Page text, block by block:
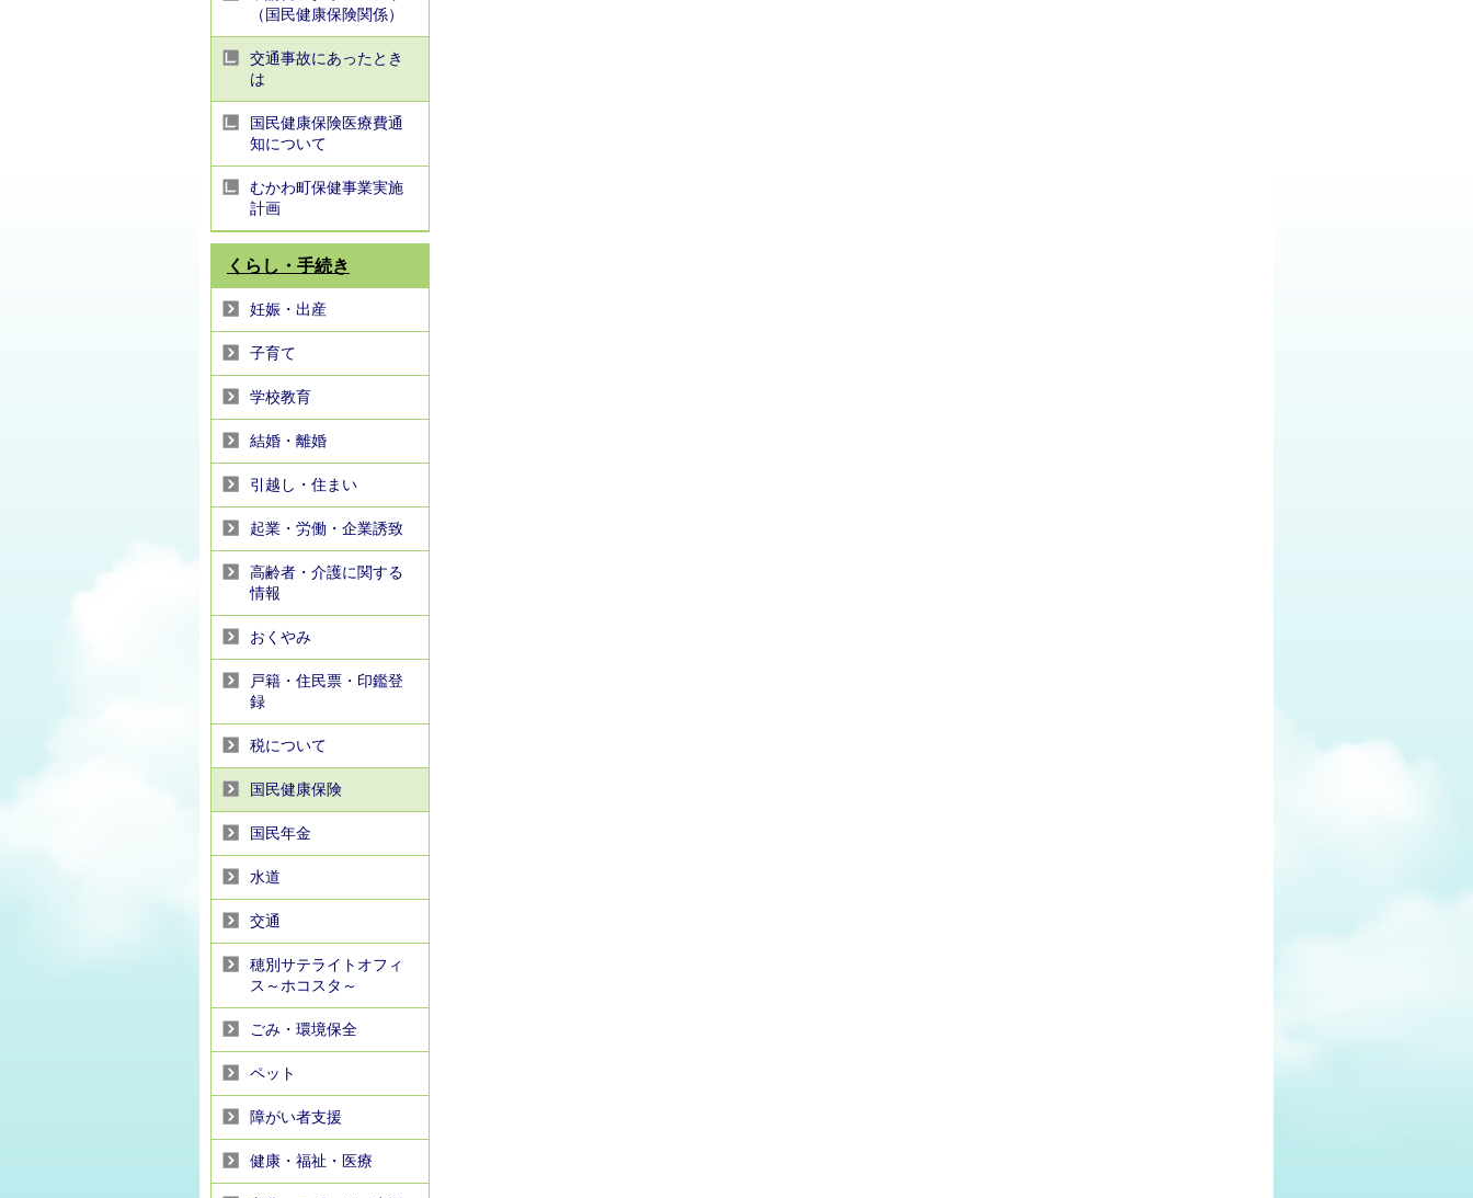
（国民健康保険関係）
交通事故にあったとき
は
国民健康保険医療費通
知について
むかわ町保健事業実施
計画
くらし・手続き
妊娠・出産
子育て
学校教育
結婚・離婚
引越し・住まい
起業・労働・企業誘致
高齢者・介護に関する
情報
おくやみ
戸籍・住民票・印鑑登
録
税について
国民健康保険
国民年金
水道
交通
穂別サテライトオフィ
ス～ホコスタ～
ごみ・環境保全
ペット
障がい者支援
健康・福祉・医療